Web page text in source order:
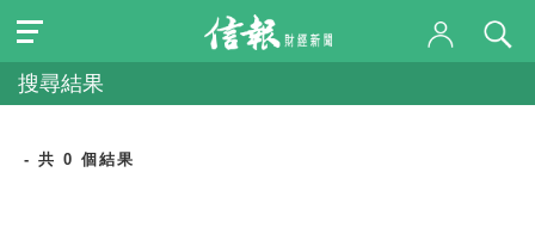
搜尋結果
- 共 0 個結果